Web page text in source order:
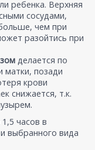
ребенка. Верхняя
сосудами,
чем при
разойтись при
делается по
матки, позади
крови
снижается, т.к.
часов в
выбранного вида